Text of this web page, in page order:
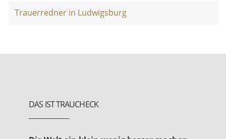
Trauerredner in Ludwigsburg
DAS IST TRAUCHECK